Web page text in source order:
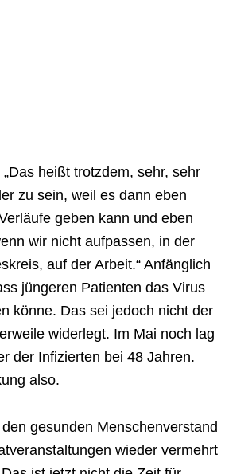
heißt trotzdem, sehr, sehr
zu sein, weil es dann eben
geben kann und eben
wir nicht aufpassen, in der
auf der Arbeit.“ Anfänglich
jüngeren Patienten das Virus
könne. Das sei jedoch nicht der
widerlegt. Im Mai noch lag
der Infizierten bei 48 Jahren.
also.
gesunden Menschenverstand
wieder vermehrt